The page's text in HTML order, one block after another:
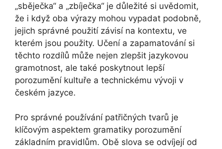
„sběječka“ a „zbíječka“ je důležité si uvědomit,
že i když oba výrazy mohou vypadat podobně,
jejich správné použití závisí na kontextu, ve
kterém jsou použity. Učení a zapamatování si
těchto rozdílů může nejen zlepšit jazykovou
gramotnost, ale také poskytnout lepší
porozumění kultuře a technickému vývoji v
českém jazyce.
Pro správné používání patřičných tvarů je
klíčovým aspektem gramatiky porozumění
základním pravidlům. Obě slova se odvíjejí od